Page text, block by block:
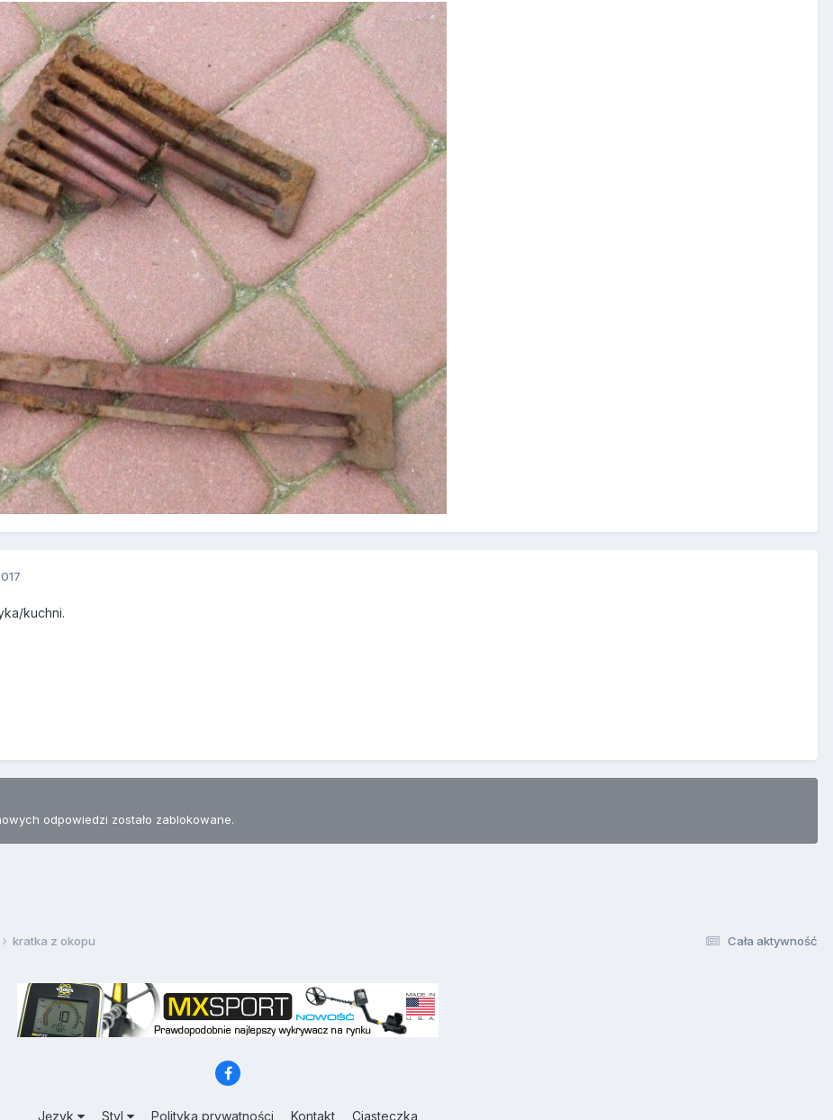
kuchni.
odpowiedzi zostało zablokowane.
Cała aktywność
kratka z okopu
Język Styl Polityka prywatności Kontakt Ciasteczka